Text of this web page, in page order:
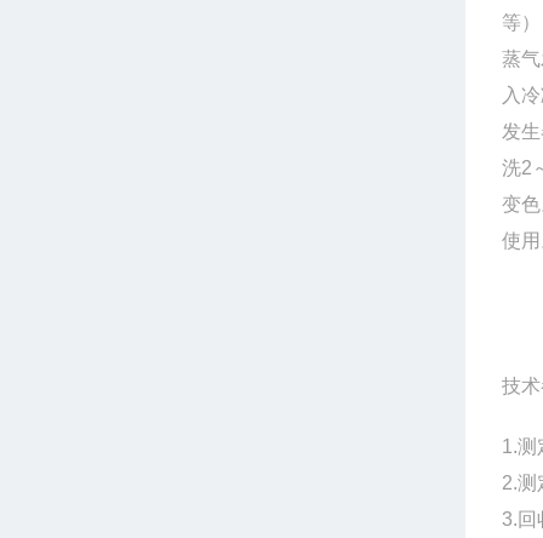
等
蒸
入
发
洗2
变
使
技
1.测
2.测
3.回